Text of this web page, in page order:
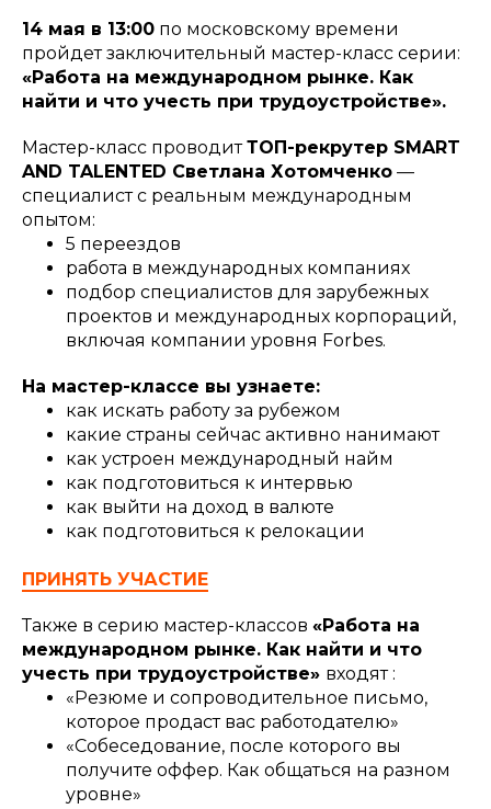
14 мая в 13:00 по московскому времени
пройдет заключительный мастер-класс серии:
«Работа на международном рынке. Как
найти и что учесть при трудоустройстве».
Мастер-класс проводитТОП-рекрутер SMART
AND TALENTED Светлана Хотомченко —
специалист с реальным международным
опытом:
5 переездов
работа в международных компаниях
подбор специалистов для зарубежных
проектов и международных корпораций,
включая компании уровня Forbes.
На мастер-классе вы узнаете:
как искать работу за рубежом
какие страны сейчас активно нанимают
как устроен международный найм
как подготовиться к интервью
как выйти на доход в валюте
как подготовиться к релокации
ПРИНЯТЬ УЧАСТИЕ
Также в серию мастер-классов «Работа на
международном рынке. Как найти и что
учесть при трудоустройстве» входят :
«Резюме и сопроводительное письмо,
которое продаст вас работодателю»
«Собеседование, после которого вы
получите оффер. Как общаться на разном
уровне»